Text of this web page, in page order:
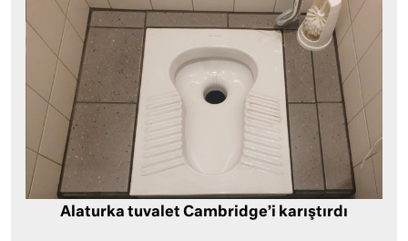
Alaturka tuvalet Cambridge’i karıştırdı